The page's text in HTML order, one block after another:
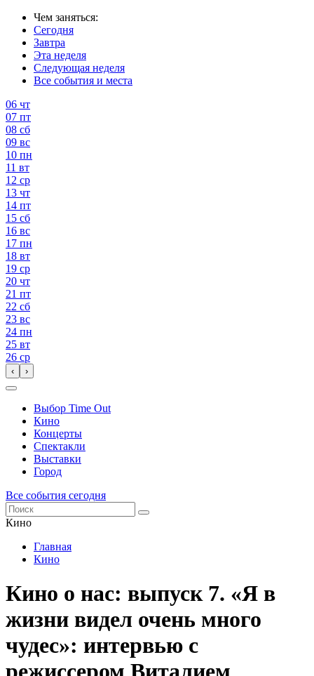
Чем заняться:
Сегодня
Завтра
Эта неделя
Следующая неделя
Все события и места
06 чт
07 пт
08 сб
09 вс
10 пн
11 вт
12 ср
13 чт
14 пт
15 сб
16 вс
17 пн
18 вт
19 ср
20 чт
21 пт
22 сб
23 вс
24 пн
25 вт
26 ср
‹ ›
Выбор Time Out
Кино
Концерты
Спектакли
Выставки
Город
Все события сегодня
Кино
Главная
Кино
Кино о нас: выпуск 7. «Я в
жизни видел очень много
чудес»: интервью с